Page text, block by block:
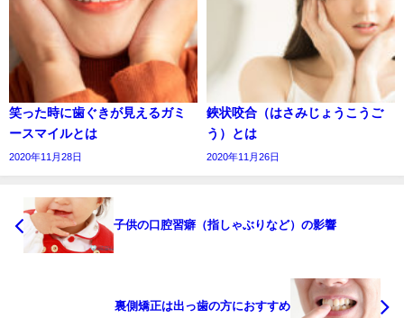
笑った時に歯ぐきが見えるガミ
ースマイルとは
2020年11月28日
鋏状咬合（はさみじょうこうご
う）とは
2020年11月26日
子供の口腔習癖（指しゃぶりなど）の影響
裏側矯正は出っ歯の方におすすめ